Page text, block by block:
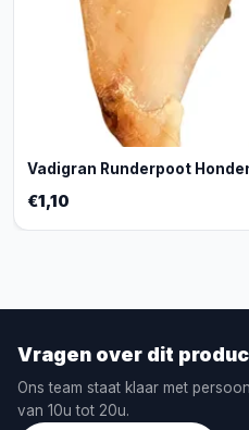
Vadigran Runderpoot
€1,10
Vragen over dit
Ons team staat klaar met
van 10u tot 20u.